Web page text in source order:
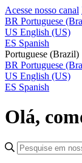
Acesse nosso canal
BR Portuguese
US English (US)
ES Spanish
Portuguese (Brazil)
BR Portuguese
US English (US)
ES Spanish
Olá,